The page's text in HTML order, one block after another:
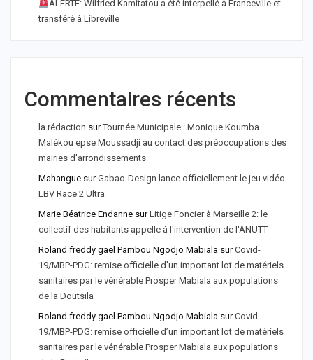
ALERTE: Wilfried Kamitatou a été interpellé à Franceville et
transféré à Libreville
Commentaires récents
la rédaction surTournée Municipale : Monique Koumba
Malékou epse Moussadji au contact des préoccupations des
mairies d'arrondissements
Mahangue surGabao-Design lance officiellement le jeu vidéo
LBV Race 2 Ultra
Marie Béatrice Endanne surLitige Foncier à Marseille 2: le
collectif des habitants appelle à l'intervention de l'ANUTT
Roland freddy gael Pambou Ngodjo Mabiala surCovid-
19/MBP-PDG: remise officielle d'un important lot de matériels
sanitaires par le vénérable Prosper Mabiala aux populations
de la Doutsila
Roland freddy gael Pambou Ngodjo Mabiala surCovid-
19/MBP-PDG: remise officielle d’un important lot de matériels
sanitaires par le vénérable Prosper Mabiala aux populations